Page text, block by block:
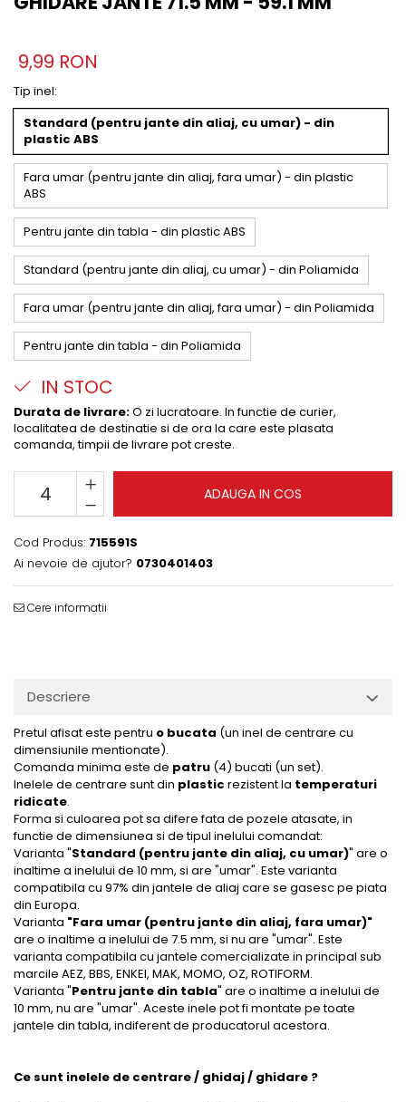
9,99 RON
Tip inel:
Standard (pentru jante din aliaj, cu umar) - din
plastic ABS
Fara umar (pentru jante din aliaj, fara umar) - din plastic
ABS
Pentru jante din tabla - din plastic ABS
Standard (pentru jante din aliaj, cu umar) - din Poliamida
Fara umar (pentru jante din aliaj, fara umar) - din Poliamida
Pentru jante din tabla - din Poliamida
IN STOC
Durata de livrare:O zi lucratoare. In functie de curier,
localitatea de destinatie si de ora la care este plasata
comanda, timpii de livrare pot creste.
ADAUGA IN COS
Cod Produs: 715591S
Ai nevoie de ajutor? 0730401403
Cere informatii
Descriere
Pretul afisat este pentru o bucata (un inel de centrare cu
dimensiunile mentionate).
Comanda minima este de patru (4) bucati (un set).
Inelele de centrare sunt din plastic rezistent la temperaturi
ridicate.
Forma si culoarea pot sa difere fata de pozele atasate, in
functie de dimensiunea si de tipul inelului comandat:
Varianta "Standard (pentru jante din aliaj, cu umar)" are o
inaltime a inelului de 10 mm, si are "umar". Este varianta
compatibila cu 97% din jantele de aliaj care se gasesc pe piata
din Europa.
Varianta "Fara umar (pentru jante din aliaj, fara umar)"
are o inaltime a inelului de 7.5 mm, si nu are "umar". Este
varianta compatibila cu jantele comercializate in principal sub
marcile AEZ, BBS, ENKEI, MAK, MOMO, OZ, ROTIFORM.
Varianta "Pentru jante din tabla" are o inaltime a inelului de
10 mm, nu are "umar". Aceste inele pot fi montate pe toate
jantele din tabla, indiferent de producatorul acestora.
Ce sunt inelele de centrare / ghidaj / ghidare ?